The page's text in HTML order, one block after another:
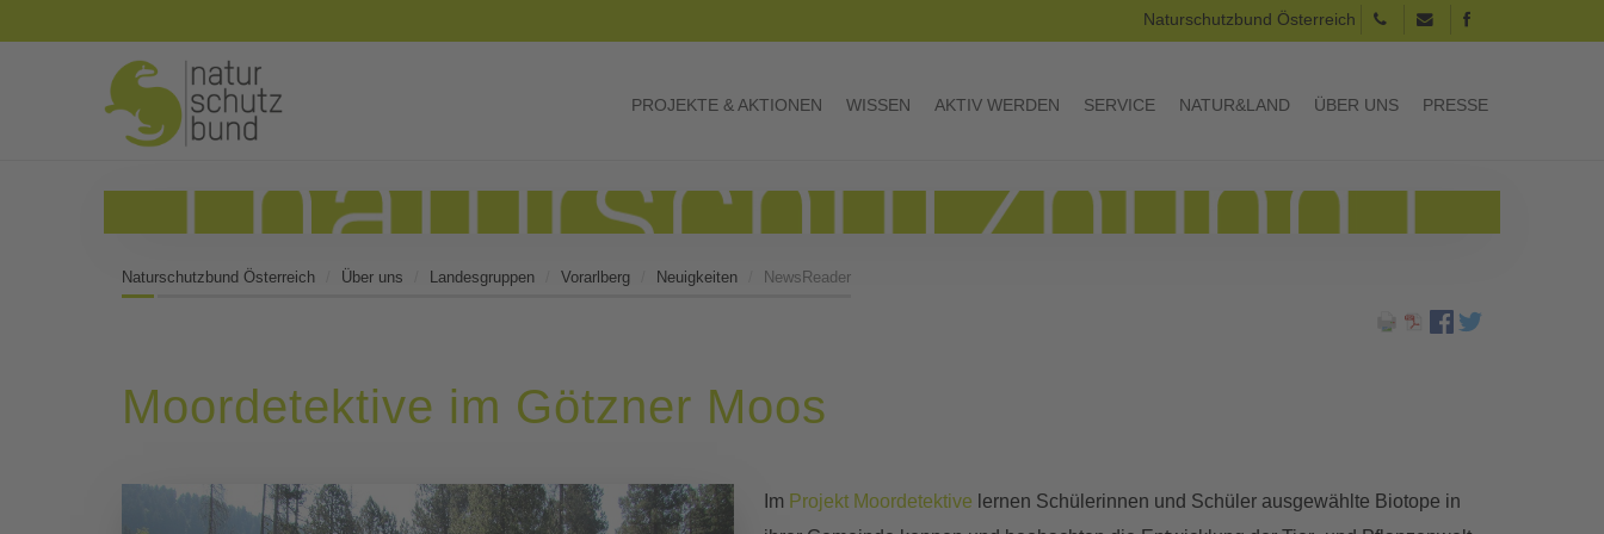
Naturschutzbund Österreich
PROJEKTE & AKTIONEN WISSEN AKTIV WERDEN SERVICE NATUR&LAND ÜBER UNS PRESSE
Naturschutzbund Österreich Über uns Landesgruppen Vorarlberg Neuigkeiten NewsReader
Moordetektive im Götzner Moos
Im Projekt Moordetektive lernen Schülerinnen und Schüler ausgewählte Biotope in